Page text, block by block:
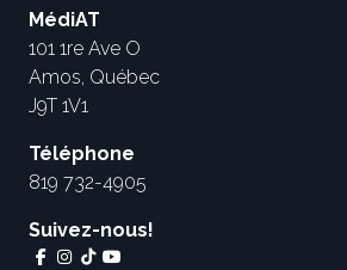
MédiAT
101 1re Ave O
Amos, Québec
J9T 1V1
Téléphone
819 732-4905
Suivez-nous!